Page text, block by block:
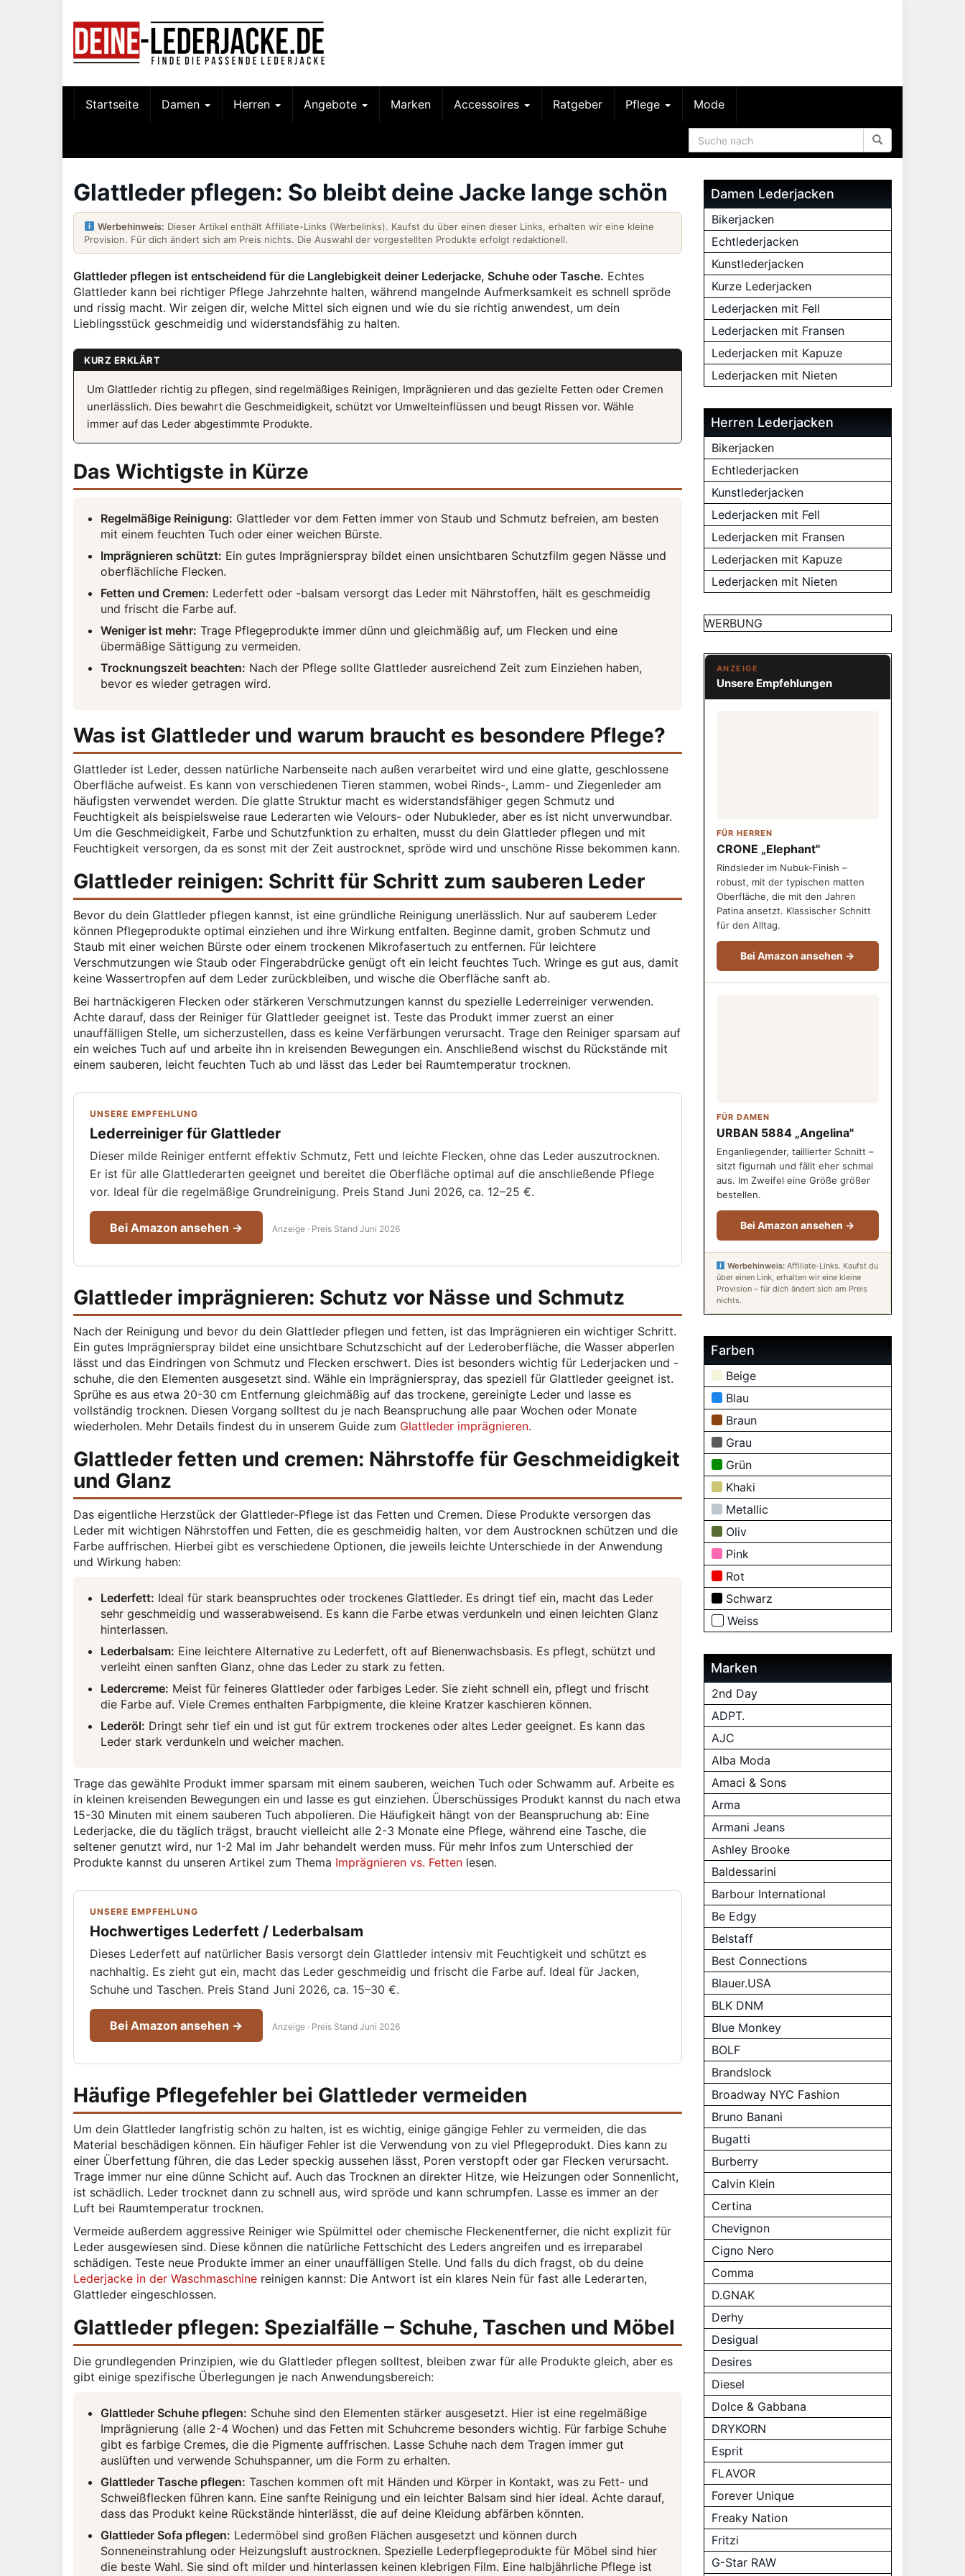
Startseite Damen Herren Angebote Marken Accessoires Ratgeber Pflege Mode
Glattleder pflegen: So bleibt deine Jacke lange schön
Werbehinweis: Dieser Artikel enthält Affiliate-Links (Werbelinks). Kaufst du über einen dieser Links, erhalten wir eine kleine
Provision. Für dich ändert sich am Preis nichts. Die Auswahl der vorgestellten Produkte erfolgt redaktionell.
Glattleder pflegen ist entscheidend für die Langlebigkeit deiner Lederjacke, Schuhe oder Tasche. Echtes
Glattleder kann bei richtiger Pflege Jahrzehnte halten, während mangelnde Aufmerksamkeit es schnell spröde
und rissig macht. Wir zeigen dir, welche Mittel sich eignen und wie du sie richtig anwendest, um dein
Lieblingsstück geschmeidig und widerstandsfähig zu halten.
KURZ ERKLÄRT
Um Glattleder richtig zu pflegen, sind regelmäßiges Reinigen, Imprägnieren und das gezielte Fetten oder Cremen
unerlässlich. Dies bewahrt die Geschmeidigkeit, schützt vor Umwelteinflüssen und beugt Rissen vor. Wähle
immer auf das Leder abgestimmte Produkte.
Das Wichtigste in Kürze
Regelmäßige Reinigung: Glattleder vor dem Fetten immer von Staub und Schmutz befreien, am besten
mit einem feuchten Tuch oder einer weichen Bürste.
Imprägnieren schützt: Ein gutes Imprägnierspray bildet einen unsichtbaren Schutzfilm gegen Nässe und
oberflächliche Flecken.
Fetten und Cremen: Lederfett oder -balsam versorgt das Leder mit Nährstoffen, hält es geschmeidig
und frischt die Farbe auf.
Weniger ist mehr: Trage Pflegeprodukte immer dünn und gleichmäßig auf, um Flecken und eine
übermäßige Sättigung zu vermeiden.
Trocknungszeit beachten: Nach der Pflege sollte Glattleder ausreichend Zeit zum Einziehen haben,
bevor es wieder getragen wird.
Was ist Glattleder und warum braucht es besondere Pflege?
Glattleder ist Leder, dessen natürliche Narbenseite nach außen verarbeitet wird und eine glatte, geschlossene
Oberfläche aufweist. Es kann von verschiedenen Tieren stammen, wobei Rinds-, Lamm- und Ziegenleder am
häufigsten verwendet werden. Die glatte Struktur macht es widerstandsfähiger gegen Schmutz und
Feuchtigkeit als beispielsweise raue Lederarten wie Velours- oder Nubukleder, aber es ist nicht unverwundbar.
Um die Geschmeidigkeit, Farbe und Schutzfunktion zu erhalten, musst du dein Glattleder pflegen und mit
Feuchtigkeit versorgen, da es sonst mit der Zeit austrocknet, spröde wird und unschöne Risse bekommen kann.
Glattleder reinigen: Schritt für Schritt zum sauberen Leder
Bevor du dein Glattleder pflegen kannst, ist eine gründliche Reinigung unerlässlich. Nur auf sauberem Leder
können Pflegeprodukte optimal einziehen und ihre Wirkung entfalten. Beginne damit, groben Schmutz und
Staub mit einer weichen Bürste oder einem trockenen Mikrofasertuch zu entfernen. Für leichtere
Verschmutzungen wie Staub oder Fingerabdrücke genügt oft ein leicht feuchtes Tuch. Wringe es gut aus, damit
keine Wassertropfen auf dem Leder zurückbleiben, und wische die Oberfläche sanft ab.
Bei hartnäckigeren Flecken oder stärkeren Verschmutzungen kannst du spezielle Lederreiniger verwenden.
Achte darauf, dass der Reiniger für Glattleder geeignet ist. Teste das Produkt immer zuerst an einer
unauffälligen Stelle, um sicherzustellen, dass es keine Verfärbungen verursacht. Trage den Reiniger sparsam auf
ein weiches Tuch auf und arbeite ihn in kreisenden Bewegungen ein. Anschließend wischst du Rückstände mit
einem sauberen, leicht feuchten Tuch ab und lässt das Leder bei Raumtemperatur trocknen.
UNSERE EMPFEHLUNG
Lederreiniger für Glattleder
Dieser milde Reiniger entfernt effektiv Schmutz, Fett und leichte Flecken, ohne das Leder auszutrocknen.
Er ist für alle Glattlederarten geeignet und bereitet die Oberfläche optimal auf die anschließende Pflege
vor. Ideal für die regelmäßige Grundreinigung. Preis Stand Juni 2026, ca. 12–25 €.
Bei Amazon ansehen → Anzeige · Preis Stand Juni 2026
Glattleder imprägnieren: Schutz vor Nässe und Schmutz
Nach der Reinigung und bevor du dein Glattleder pflegen und fetten, ist das Imprägnieren ein wichtiger Schritt.
Ein gutes Imprägnierspray bildet eine unsichtbare Schutzschicht auf der Lederoberfläche, die Wasser abperlen
lässt und das Eindringen von Schmutz und Flecken erschwert. Dies ist besonders wichtig für Lederjacken und -
schuhe, die den Elementen ausgesetzt sind. Wähle ein Imprägnierspray, das speziell für Glattleder geeignet ist.
Sprühe es aus etwa 20-30 cm Entfernung gleichmäßig auf das trockene, gereinigte Leder und lasse es
vollständig trocknen. Diesen Vorgang solltest du je nach Beanspruchung alle paar Wochen oder Monate
wiederholen. Mehr Details findest du in unserem Guide zum Glattleder imprägnieren.
Glattleder fetten und cremen: Nährstoffe für Geschmeidigkeit
und Glanz
Das eigentliche Herzstück der Glattleder-Pflege ist das Fetten und Cremen. Diese Produkte versorgen das
Leder mit wichtigen Nährstoffen und Fetten, die es geschmeidig halten, vor dem Austrocknen schützen und die
Farbe auffrischen. Hierbei gibt es verschiedene Optionen, die jeweils leichte Unterschiede in der Anwendung
und Wirkung haben:
Lederfett: Ideal für stark beanspruchtes oder trockenes Glattleder. Es dringt tief ein, macht das Leder
sehr geschmeidig und wasserabweisend. Es kann die Farbe etwas verdunkeln und einen leichten Glanz
hinterlassen.
Lederbalsam: Eine leichtere Alternative zu Lederfett, oft auf Bienenwachsbasis. Es pflegt, schützt und
verleiht einen sanften Glanz, ohne das Leder zu stark zu fetten.
Ledercreme: Meist für feineres Glattleder oder farbiges Leder. Sie zieht schnell ein, pflegt und frischt
die Farbe auf. Viele Cremes enthalten Farbpigmente, die kleine Kratzer kaschieren können.
Lederöl: Dringt sehr tief ein und ist gut für extrem trockenes oder altes Leder geeignet. Es kann das
Leder stark verdunkeln und weicher machen.
Trage das gewählte Produkt immer sparsam mit einem sauberen, weichen Tuch oder Schwamm auf. Arbeite es
in kleinen kreisenden Bewegungen ein und lasse es gut einziehen. Überschüssiges Produkt kannst du nach etwa
15-30 Minuten mit einem sauberen Tuch abpolieren. Die Häufigkeit hängt von der Beanspruchung ab: Eine
Lederjacke, die du täglich trägst, braucht vielleicht alle 2-3 Monate eine Pflege, während eine Tasche, die
seltener genutzt wird, nur 1-2 Mal im Jahr behandelt werden muss. Für mehr Infos zum Unterschied der
Produkte kannst du unseren Artikel zum Thema Imprägnieren vs. Fetten lesen.
UNSERE EMPFEHLUNG
Hochwertiges Lederfett / Lederbalsam
Dieses Lederfett auf natürlicher Basis versorgt dein Glattleder intensiv mit Feuchtigkeit und schützt es
nachhaltig. Es zieht gut ein, macht das Leder geschmeidig und frischt die Farbe auf. Ideal für Jacken,
Schuhe und Taschen. Preis Stand Juni 2026, ca. 15–30 €.
Bei Amazon ansehen → Anzeige · Preis Stand Juni 2026
Häufige Pflegefehler bei Glattleder vermeiden
Um dein Glattleder langfristig schön zu halten, ist es wichtig, einige gängige Fehler zu vermeiden, die das
Material beschädigen können. Ein häufiger Fehler ist die Verwendung von zu viel Pflegeprodukt. Dies kann zu
einer Überfettung führen, die das Leder speckig aussehen lässt, Poren verstopft oder gar Flecken verursacht.
Trage immer nur eine dünne Schicht auf. Auch das Trocknen an direkter Hitze, wie Heizungen oder Sonnenlicht,
ist schädlich. Leder trocknet dann zu schnell aus, wird spröde und kann schrumpfen. Lasse es immer an der
Luft bei Raumtemperatur trocknen.
Vermeide außerdem aggressive Reiniger wie Spülmittel oder chemische Fleckenentferner, die nicht explizit für
Leder ausgewiesen sind. Diese können die natürliche Fettschicht des Leders angreifen und es irreparabel
schädigen. Teste neue Produkte immer an einer unauffälligen Stelle. Und falls du dich fragst, ob du deine
Lederjacke in der Waschmaschine reinigen kannst: Die Antwort ist ein klares Nein für fast alle Lederarten,
Glattleder eingeschlossen.
Glattleder pflegen: Spezialfälle – Schuhe, Taschen und Möbel
Die grundlegenden Prinzipien, wie du Glattleder pflegen solltest, bleiben zwar für alle Produkte gleich, aber es
gibt einige spezifische Überlegungen je nach Anwendungsbereich:
Glattleder Schuhe pflegen: Schuhe sind den Elementen stärker ausgesetzt. Hier ist eine regelmäßige
Imprägnierung (alle 2-4 Wochen) und das Fetten mit Schuhcreme besonders wichtig. Für farbige Schuhe
gibt es farbige Cremes, die die Pigmente auffrischen. Lasse Schuhe nach dem Tragen immer gut
auslüften und verwende Schuhspanner, um die Form zu erhalten.
Glattleder Tasche pflegen: Taschen kommen oft mit Händen und Körper in Kontakt, was zu Fett- und
Schweißflecken führen kann. Eine sanfte Reinigung und ein leichter Balsam sind hier ideal. Achte darauf,
dass das Produkt keine Rückstände hinterlässt, die auf deine Kleidung abfärben könnten.
Glattleder Sofa pflegen: Ledermöbel sind großen Flächen ausgesetzt und können durch
Sonneneinstrahlung oder Heizungsluft austrocknen. Spezielle Lederpflegeprodukte für Möbel sind hier
die beste Wahl. Sie sind oft milder und hinterlassen keinen klebrigen Film. Eine halbjährliche Pflege ist
Damen Lederjacken
Bikerjacken
Echtlederjacken
Kunstlederjacken
Kurze Lederjacken
Lederjacken mit Fell
Lederjacken mit Fransen
Lederjacken mit Kapuze
Lederjacken mit Nieten
Herren Lederjacken
Bikerjacken
Echtlederjacken
Kunstlederjacken
Lederjacken mit Fell
Lederjacken mit Fransen
Lederjacken mit Kapuze
Lederjacken mit Nieten
WERBUNG
ANZEIGE
Unsere Empfehlungen
FÜR HERREN
CRONE „Elephant"
Rindsleder im Nubuk-Finish –
robust, mit der typischen matten
Oberfläche, die mit den Jahren
Patina ansetzt. Klassischer Schnitt
für den Alltag.
Bei Amazon ansehen →
FÜR DAMEN
URBAN 5884 „Angelina"
Enganliegender, taillierter Schnitt –
sitzt figurnah und fällt eher schmal
aus. Im Zweifel eine Größe größer
bestellen.
Bei Amazon ansehen →
Werbehinweis: Affiliate-Links. Kaufst du
über einen Link, erhalten wir eine kleine
Provision – für dich ändert sich am Preis
nichts.
Farben
Beige
Blau
Braun
Grau
Grün
Khaki
Metallic
Oliv
Pink
Rot
Schwarz
Weiss
Marken
2nd Day
ADPT.
AJC
Alba Moda
Amaci & Sons
Arma
Armani Jeans
Ashley Brooke
Baldessarini
Barbour International
Be Edgy
Belstaff
Best Connections
Blauer.USA
BLK DNM
Blue Monkey
BOLF
Brandslock
Broadway NYC Fashion
Bruno Banani
Bugatti
Burberry
Calvin Klein
Certina
Chevignon
Cigno Nero
Comma
D.GNAK
Derhy
Desigual
Desires
Diesel
Dolce & Gabbana
DRYKORN
Esprit
FLAVOR
Forever Unique
Freaky Nation
Fritzi
G-Star RAW